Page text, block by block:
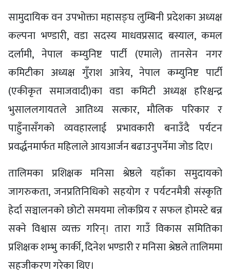
सामुदायिक वन उपभोक्ता महासङ्घ लुम्बिनी प्रदेशका अध्यक्ष
कल्पना भण्डारी, वडा सदस्य माधवप्रसाद बस्याल, कमल
दर्लामी, नेपाल कम्युनिष्ट पार्टी (एमाले) तानसेन नगर
कमिटीका अध्यक्ष गुँराश आत्रेय, नेपाल कम्युनिष्ट पार्टी
(एकीकृत समाजवादी)का वडा कमिटी अध्यक्ष हरिश्चन्द्र
भुसाललगायतले आतिथ्य सत्कार, मौलिक परिकार र
पाहुँनासँगको व्यवहारलाई प्रभावकारी बनाउँदै पर्यटन
प्रवर्द्धनमार्फत महिलाले आयआर्जन बढाउनुपर्नेमा जोड दिए।
तालिमका प्रशिक्षक मनिसा श्रेष्ठले यहाँका समुदायको
जागरुकता, जनप्रतिनिधिको सहयोग र पर्यटनमैत्री संस्कृति
हेर्दा सञ्चालनको छोटो समयमा लोकप्रिय र सफल होमस्टे बन्न
सक्ने विश्वास व्यक्त गरिन्। तारा गाउँ विकास समितिका
प्रशिक्षक शम्भु कार्की, दिनेश भण्डारी र मनिसा श्रेष्ठले तालिममा
सहजीकरण गरेका थिए।